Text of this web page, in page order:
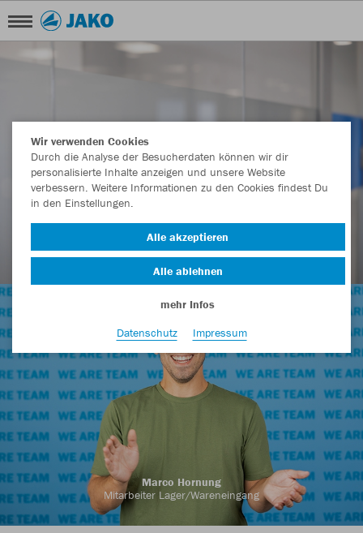
Marco Hornung
Mitarbeiter Lager/Wareneingang
Wir verwenden Cookies
Durch die Analyse der Besucherdaten können wir dir
personalisierte Inhalte anzeigen und unsere Website
verbessern. Weitere Informationen zu den Cookies findest Du
in den Einstellungen.
Alle akzeptieren
Alle ablehnen
mehr Infos
Datenschutz
Impressum